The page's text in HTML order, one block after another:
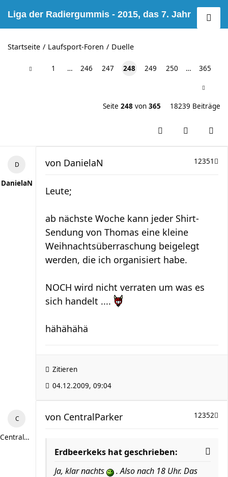
Liga der Radiergummis - 2015, das 7. Jahr
Startseite Laufsport-Foren Duelle
1 … 246 247 248 249 250 … 365
Seite 248 von 365 18239 Beiträge
DanielaN
12351
von DanielaN
Leute;
ab nächste Woche kann jeder Shirt-
Sendung von Thomas eine kleine
Weihnachtsüberraschung beigelegt
werden, die ich organisiert habe.
NOCH wird nicht verraten um was es
sich handelt ....
hähähähä
Zitieren
04.12.2009, 09:04
CentralParker
12352
von CentralParker
Erdbeerkeks hat geschrieben:
Ja, klar nachts
. Also nach 18 Uhr. Das